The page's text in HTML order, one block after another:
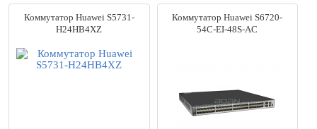
Коммутатор Huawei S5731-
H24HB4XZ
Коммутатор Huawei S6720-
54C-EI-48S-AC